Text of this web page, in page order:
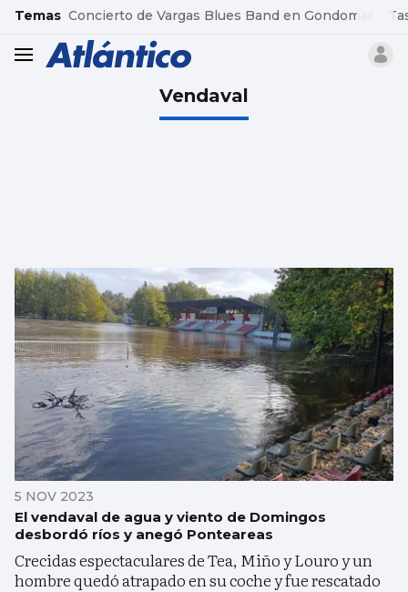
common.go-to-content
Temas Concierto de Vargas Blues Band en Gondomar
header.menu.open
Vendaval
5 NOV 2023
El vendaval de agua y viento de Domingos
desbordó ríos y anegó Ponteareas
Crecidas espectaculares de Tea, Miño y Louro y un
hombre quedó atrapado en su coche y fue rescatado